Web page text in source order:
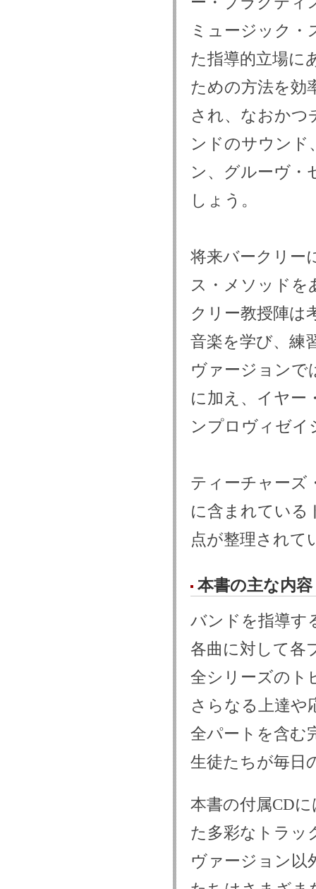
ミュージック・
た指導的立場に
ための方法を効
され、なおかつ
ンドのサウンド
ン、グルーヴ・
しょう。
将来バークリー
ス・メソッドを
クリー教授陣は
音楽を学び、練
ヴァージョンで
に加え、イヤー
ンプロヴィゼイ
ティーチャーズ
に含まれている
点が整理されて
本書の主な内容
バンドを指導す
各曲に対して各
全シリーズのト
さらなる上達や
全パートを含む
生徒たちが毎日
本書の付属CD
た多彩なトラッ
ヴァージョン以